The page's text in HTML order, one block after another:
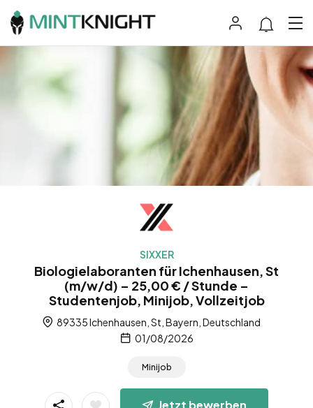
SIXXER
Biologielaboranten für Ichenhausen, St
(m/w/d) – 25,00 € / Stunde –
Studentenjob, Minijob, Vollzeitjob
89335 Ichenhausen, St, Bayern, Deutschland
01/08/2026
Minijob